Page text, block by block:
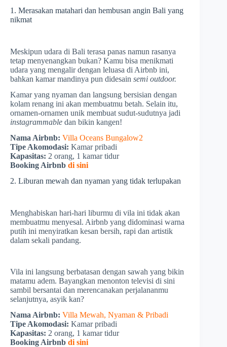
1. Merasakan matahari dan hembusan angin Bali yang
nikmat
Meskipun udara di Bali terasa panas namun rasanya
tetap menyenangkan bukan? Kamu bisa menikmati
udara yang mengalir dengan leluasa di Airbnb ini,
bahkan kamar mandinya pun didesain semi outdoor.
Kamar yang nyaman dan langsung bersisian dengan
kolam renang ini akan membuatmu betah. Selain itu,
ornamen-ornamen unik membuat sudut-sudutnya jadi
instagrammable dan bikin kangen!
Nama Airbnb: Villa Oceans Bungalow2
Tipe Akomodasi: Kamar pribadi
Kapasitas: 2 orang, 1 kamar tidur
Booking Airbnb di sini
2. Liburan mewah dan nyaman yang tidak terlupakan
Menghabiskan hari-hari liburmu di vila ini tidak akan
membuatmu menyesal. Airbnb yang didominasi warna
putih ini menyiratkan kesan bersih, rapi dan artistik
dalam sekali pandang.
Vila ini langsung berbatasan dengan sawah yang bikin
matamu adem. Bayangkan menonton televisi di sini
sambil bersantai dan merencanakan perjalananmu
selanjutnya, asyik kan?
Nama Airbnb: Villa Mewah, Nyaman & Pribadi
Tipe Akomodasi: Kamar pribadi
Kapasitas: 2 orang, 1 kamar tidur
Booking Airbnb di sini